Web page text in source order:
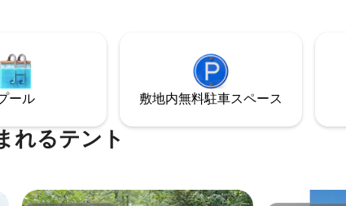
ール 敷地内無料駐⁠車ス⁠ペ⁠ー⁠ス
れるテント